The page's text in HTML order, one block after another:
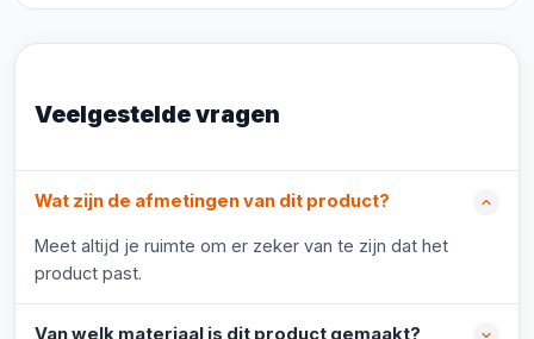
Veelgestelde vragen
Wat zijn de afmetingen van dit product?
Meet altijd je ruimte om er zeker van te zijn dat het
product past.
Van welk materiaal is dit product gemaakt?